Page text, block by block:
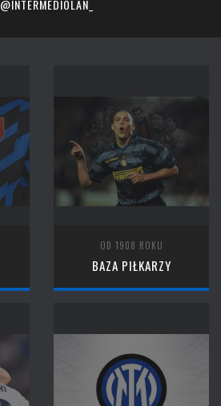
@INTERMEDIOLAN_
OD 1908 ROKU
BAZA PIŁKARZY